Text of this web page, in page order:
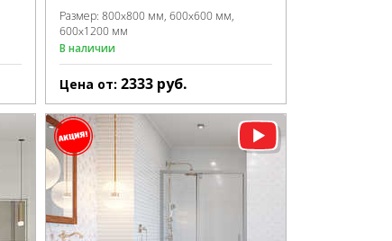
Размер: 800x800 мм 600x600 мм
600x1200 мм
В наличии
Цена от: 2333 руб.